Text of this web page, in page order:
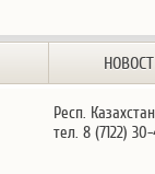
Респ.
тел. 8 (7122)